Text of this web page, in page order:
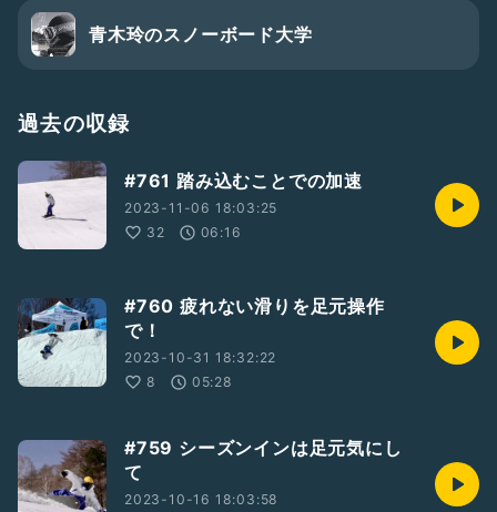
青木玲のスノーボード大学
過去の収録
#761 踏み込むことでの加速
2023-11-06 18:03:25
32
06:16
#760 疲れない滑りを足元操作
で！
2023-10-31 18:32:22
8
05:28
#759 シーズンインは足元気にし
て
2023-10-16 18:03:58